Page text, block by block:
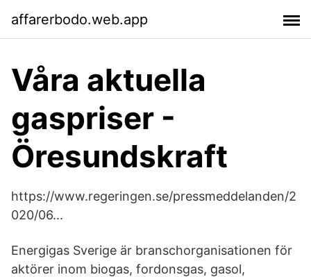
affarerbodo.web.app
Våra aktuella
gaspriser -
Öresundskraft
https://www.regeringen.se/pressmeddelanden/2
020/06...
Energigas Sverige är branschorganisationen för
aktörer inom biogas, fordonsgas, gasol,